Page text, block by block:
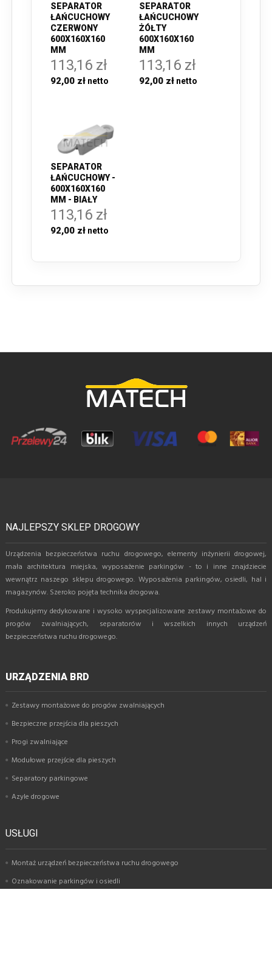
SEPARATOR
ŁAŃCUCHOWY
CZERWONY
600X160X160
MM
113,16 zł
92,00 zł
SEPARATOR
ŁAŃCUCHOWY
ŻÓŁTY
600X160X160
MM
113,16 zł
92,00 zł
SEPARATOR
ŁAŃCUCHOWY -
600X160X160
MM - BIAŁY
113,16 zł
92,00 zł
NAJLEPSZY SKLEP DROGOWY
Urządzenia bezpieczeństwa ruchu drogowego, elementy inżynierii drogowej,
mała architektura miejska, wyposażenie parkingów - to i inne znajdziecie
wewnątrz naszego sklepu drogowego. Wyposażenia parkingów, osiedli, hal i
magazynów. Szeroko pojęta technika drogowa.
Produkujemy dedykowane i wysoko wyspecjalizowane zestawy montażowe do
progów zwalniających, separatorów i wszelkich innych urządzeń
bezpieczeństwa ruchu drogowego.
URZĄDZENIA BRD
Zestawy montażowe do progów zwalniających
Bezpieczne przejścia dla pieszych
Progi zwalniające
Modułowe przejście dla pieszych
Separatory parkingowe
Azyle drogowe
USŁUGI
Montaż urządzeń bezpieczeństwa ruchu drogowego
Oznakowanie parkingów i osiedli